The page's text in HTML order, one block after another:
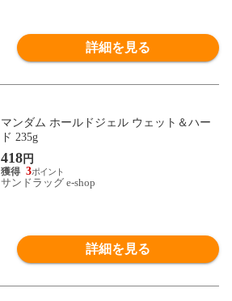
詳細を見る
マンダム ホールドジェル ウェット＆ハー
ド 235g
418円
3
サンドラッグ e-shop
詳細を見る